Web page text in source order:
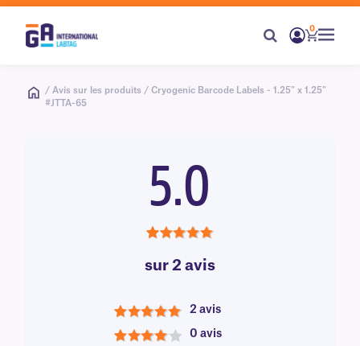
0
/ Avis sur les produits / Cryogenic Barcode Labels - 1.25" x 1.25"
#JTTA-65
5.0
sur 2 avis
5
2 avis
0 avis